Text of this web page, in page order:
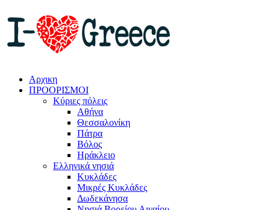
Αρχικη
ΠΡΟΟΡΙΣΜΟΙ
Κύριες πόλεις
Αθήνα
Θεσσαλονίκη
Πάτρα
Βόλος
Ηράκλειο
Ελληνικά νησιά
Κυκλάδες
Μικρές Κυκλάδες
Δωδεκάνησα